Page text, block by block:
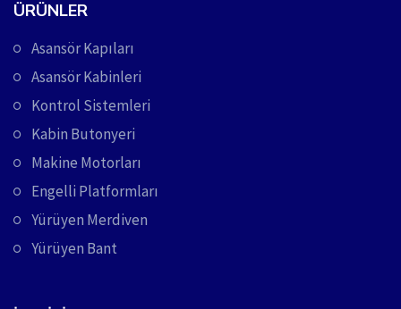
ÜRÜNLER
Asansör Kapıları
Asansör Kabinleri
Kontrol Sistemleri
Kabin Butonyeri
Makine Motorları
Engelli Platformları
Yürüyen Merdiven
Yürüyen Bant